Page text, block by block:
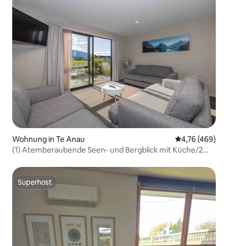
Wohnung in Te Anau
4,76 (469)
(1) Atemberaubende Seen- und Bergblick mit Küche/2
Superhost
Superhost